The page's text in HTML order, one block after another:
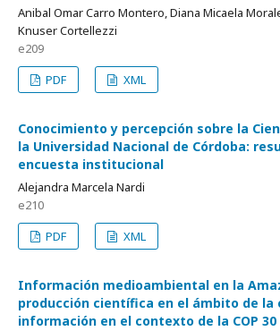
Anibal Omar Carro Montero, Diana Micaela
Knuser Cortellezzi
e209
PDF
XML
Conocimiento y percepción sobre la
la Universidad Nacional de Córdoba:
encuesta institucional
Alejandra Marcela Nardi
e210
PDF
XML
Información medioambiental en la
producción científica en el ámbito de la
información en el contexto de la COP 30